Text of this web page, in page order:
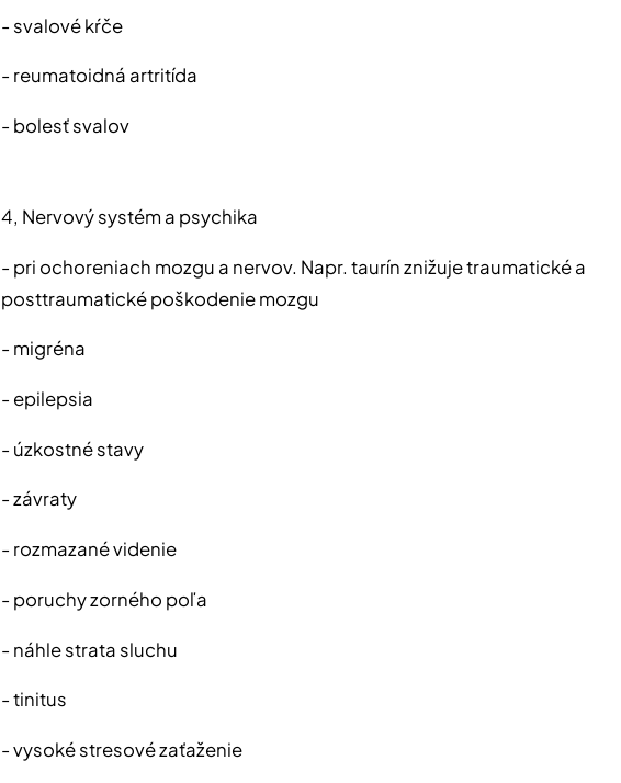
- svalové kŕče
- reumatoidná artritída
- bolesť svalov
4, Nervový systém a psychika
- pri ochoreniach mozgu a nervov. Napr. taurín znižuje traumatické a
posttraumatické poškodenie mozgu
- migréna
- epilepsia
- úzkostné stavy
- závraty
- rozmazané videnie
- poruchy zorného poľa
- náhle strata sluchu
- tinitus
- vysoké stresové zaťaženie